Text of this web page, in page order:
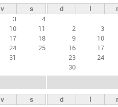
v
s
3
4
10
11
17
18
24
25
31
d l
2
3
9
10
16
17
23
24
30
v
s
d l